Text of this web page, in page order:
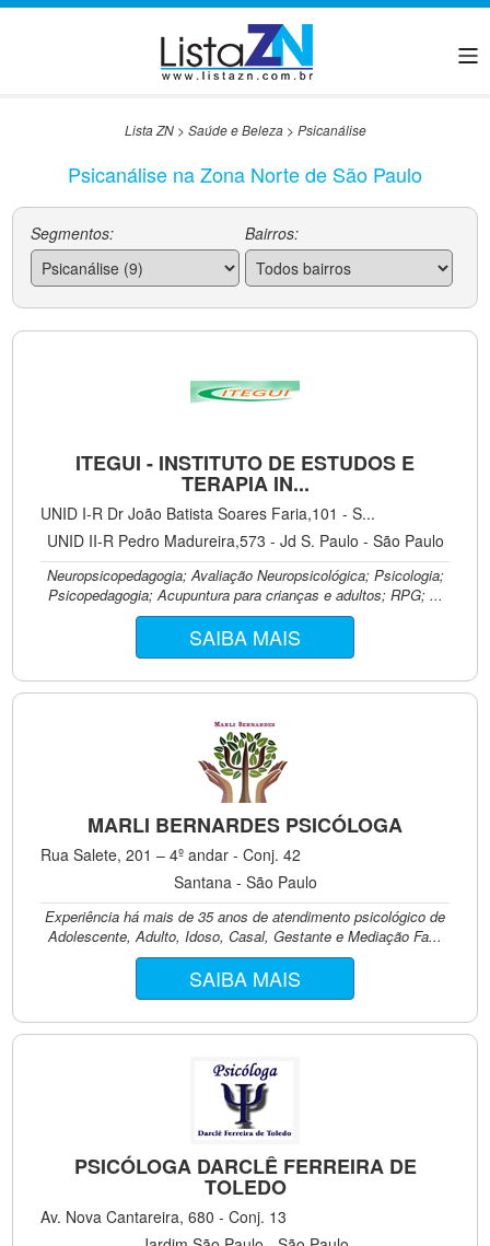
Lista ZN> Saúde e Beleza> Psicanálise
Psicanálise na Zona Norte de São Paulo
Segmentos: Bairros:
ITEGUI - INSTITUTO DE ESTUDOS E
TERAPIA IN...
UNID I-R Dr João Batista Soares Faria,101 - S...
UNID II-R Pedro Madureira,573 - Jd S. Paulo - São Paulo
Neuropsicopedagogia; Avaliação Neuropsicológica; Psicologia;
Psicopedagogia; Acupuntura para crianças e adultos; RPG; ...
SAIBA MAIS
MARLI BERNARDES PSICÓLOGA
Rua Salete, 201 – 4º andar - Conj. 42
Santana - São Paulo
Experiência há mais de 35 anos de atendimento psicológico de
Adolescente, Adulto, Idoso, Casal, Gestante e Mediação Fa...
SAIBA MAIS
PSICÓLOGA DARCLÊ FERREIRA DE
TOLEDO
Av. Nova Cantareira, 680 - Conj. 13